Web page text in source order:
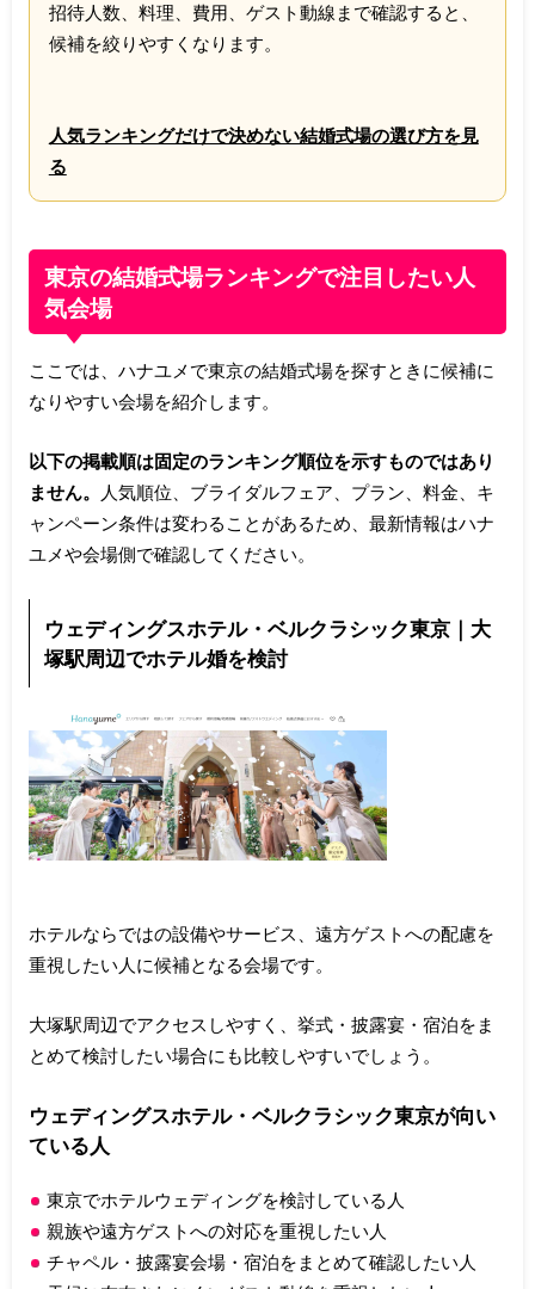
招待人数、料理、費用、ゲスト動線まで確認すると、
候補を絞りやすくなります。
人気ランキングだけで決めない結婚式場の選び方を見
る
東京の結婚式場ランキングで注目したい人
気会場
ここでは、ハナユメで東京の結婚式場を探すときに候補に
なりやすい会場を紹介します。
以下の掲載順は固定のランキング順位を示すものではあり
ません。
人気順位、ブライダルフェア、プラン、料金、キ
ャンペーン条件は変わることがあるため、最新情報はハナ
ユメや会場側で確認してください。
ウェディングスホテル・ベルクラシック東京｜大
塚駅周辺でホテル婚を検討
ホテルならではの設備やサービス、遠方ゲストへの配慮を
重視したい人に候補となる会場です。
大塚駅周辺でアクセスしやすく、挙式・披露宴・宿泊をま
とめて検討したい場合にも比較しやすいでしょう。
ウェディングスホテル・ベルクラシック東京が向い
ている人
東京でホテルウェディングを検討している人
親族や遠方ゲストへの対応を重視したい人
チャペル・披露宴会場・宿泊をまとめて確認したい人